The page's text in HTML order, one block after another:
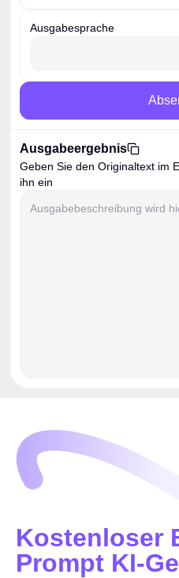
Ausgabesprache
Ausgabeergebnis
Geben Sie den Originaltext im
ihn ein
Ausgabebeschreibung wird
Kostenloser
Prompt KI-